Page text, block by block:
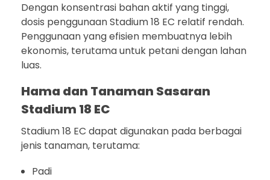
Dengan konsentrasi bahan aktif yang tinggi,
dosis penggunaan Stadium 18 EC relatif rendah.
Penggunaan yang efisien membuatnya lebih
ekonomis, terutama untuk petani dengan lahan
luas.
Hama dan Tanaman Sasaran
Stadium 18 EC
Stadium 18 EC dapat digunakan pada berbagai
jenis tanaman, terutama:
Padi